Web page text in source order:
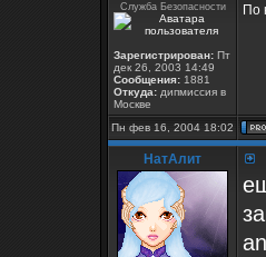
Служба Безопасности
Зарегистрирован: Пт
дек 26, 2003 14:49
Сообщения: 1881
Откуда: дипмиссия в
Москве
По
Пн фев 16, 2004 18:02
НатАлит